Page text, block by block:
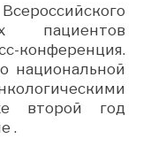
пациентов
национальной
второй год
.